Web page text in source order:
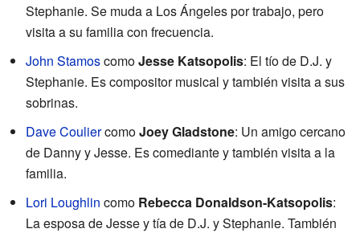
Stephanie. Se muda a Los Ángeles por trabajo, pero
visita a su familia con frecuencia.
John StamoscomoJesse Katsopolis: El tío de D.J. y
Stephanie. Es compositor musical y también visita a sus
sobrinas.
Dave CouliercomoJoey Gladstone: Un amigo cercano
de Danny y Jesse. Es comediante y también visita a la
familia.
Lori Loughlin como Rebecca Donaldson-Katsopolis:
La esposa de Jesse y tía de D.J. y Stephanie. También